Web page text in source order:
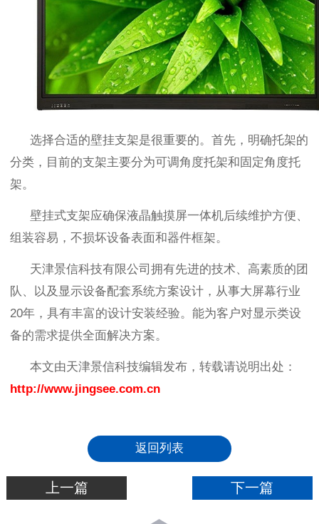
选择合适的壁挂支架是很重要的。首先，明确托架的
分类，目前的支架主要分为可调角度托架和固定角度托
架。
壁挂式支架应确保液晶触摸屏一体机后续维护方便、
组装容易，不损坏设备表面和器件框架。
天津景信科技有限公司拥有先进的技术、高素质的团
队、以及显示设备配套系统方案设计，从事大屏幕行业
20年，具有丰富的设计安装经验。能为客户对显示类设
备的需求提供全面解决方案。
本文由天津景信科技编辑发布，转载请说明出处：
http://www.jingsee.com.cn
返回列表
上一篇 下一篇